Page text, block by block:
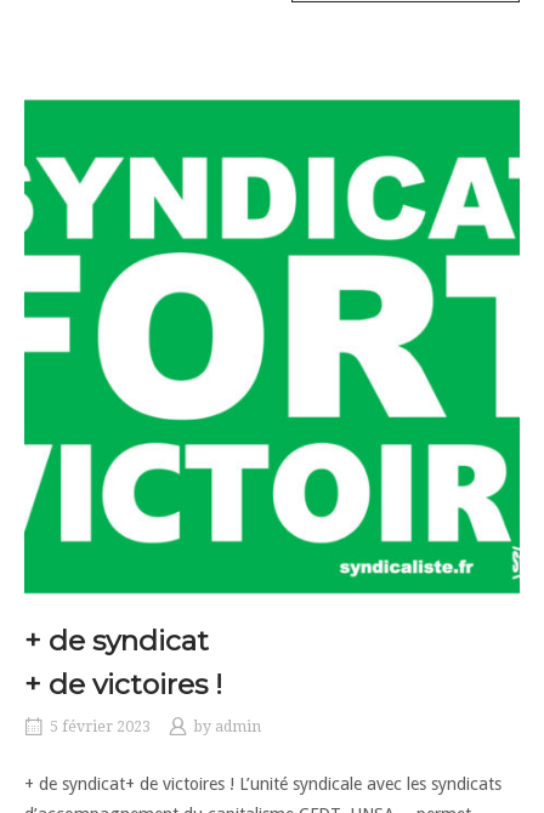
+ de syndicat
+ de victoires !
5 février 2023 by admin
+ de syndicat+ de victoires ! L’unité syndicale avec les syndicats